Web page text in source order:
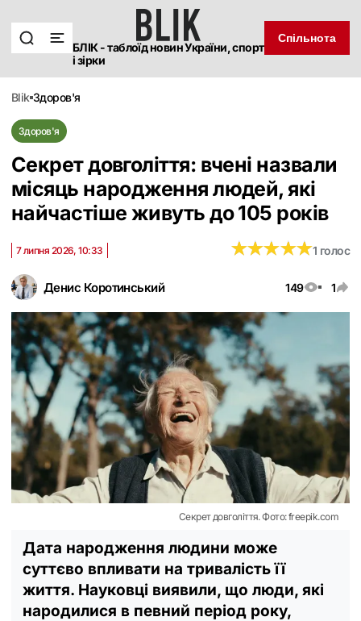
БЛІК - таблоїд новин України, спорт
і зірки
Спільнота
blik здоров'я
Здоров'я
Секрет довголіття: вчені назвали
місяць народження людей, які
найчастіше живуть до 105 років
Денис Коротинський 149 1
7 липня 2026, 10:33 ★★★★★
★★★★★1 голос
Секрет довголіття. Фото: freepik.com
Дата народження людини може
суттєво впливати на тривалість її
життя. Науковці виявили, що люди, які
народилися в певний період року,